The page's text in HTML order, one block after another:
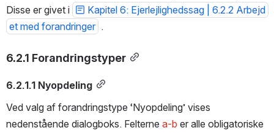
Disse er givet i
Kapitel 6: Ejerlejlighedssag | 6.2.2 Arbejd
et med forandringer .
6.2.1 Forandringstyper
6.2.1.1 Nyopdeling
Ved valg af forandringstype ‘Nyopdeling’ vises
nedenstående dialogboks. Felterne a-b er alle obligatoriske